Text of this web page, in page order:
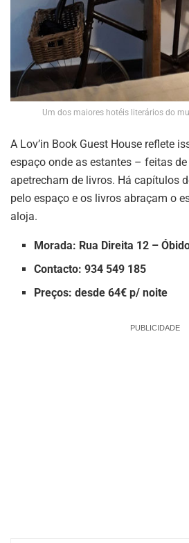
Um dos maiores hotéis literários do
A Lov’in Book Guest House reflete
espaço onde as estantes – feitas
apetrecham de livros. Há capítulos
pelo espaço e os livros abraçam o
aloja.
Morada: Rua Direita 12 –
Contacto: 934 549 185
Preços: desde 64€ p/ noite
PUBLICIDADE